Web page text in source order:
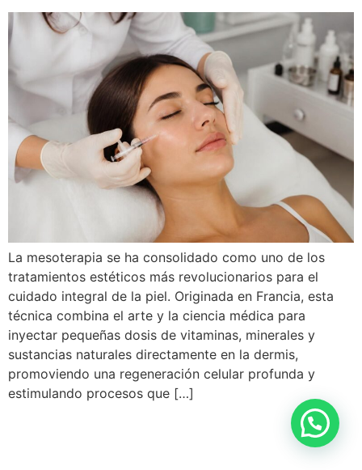
La mesoterapia se ha consolidado como uno de los
tratamientos estéticos más revolucionarios para el
cuidado integral de la piel. Originada en Francia, esta
técnica combina el arte y la ciencia médica para
inyectar pequeñas dosis de vitaminas, minerales y
sustancias naturales directamente en la dermis,
promoviendo una regeneración celular profunda y
estimulando procesos que […]